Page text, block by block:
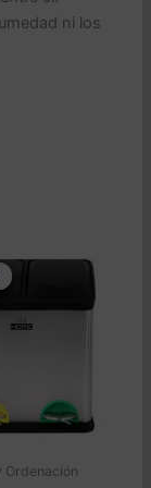
ni los
Ordenación